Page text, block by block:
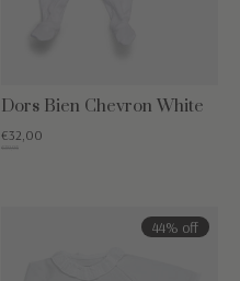
Dors Bien Chevron White
€32,00
€39,95
44% off